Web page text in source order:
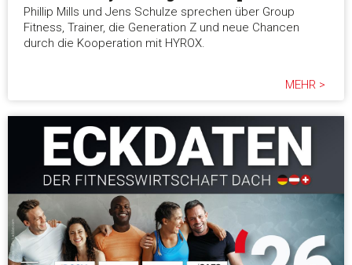
Auswahl erlauben
Alle ablehnen
Phillip Mills und Jens Schulze sprechen über Group
Fitness, Trainer, die Generation Z und neue Chancen
durch die Kooperation mit HYROX.
MEHR >